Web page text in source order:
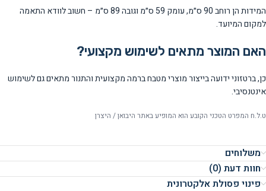
המידות הן רוחב 90 ס״מ, עומק 59 ס״מ וגובה 89 ס״מ – חשוב לוודא התאמה
למקום המיועד.
האם המוצר מתאים לשימוש מקצועי?
כן, ברטזוני ידועה בייצור מוצרי מטבח ברמה מקצועית והתנור מתאים גם לשימוש
אינטנסיבי.
ט.ל.ח המפרט הטכני הקובע הוא המופיע באתר היבואן / היצרן
משלוחים
חוות דעת (0)
פינוי פסולת אלקטרונית